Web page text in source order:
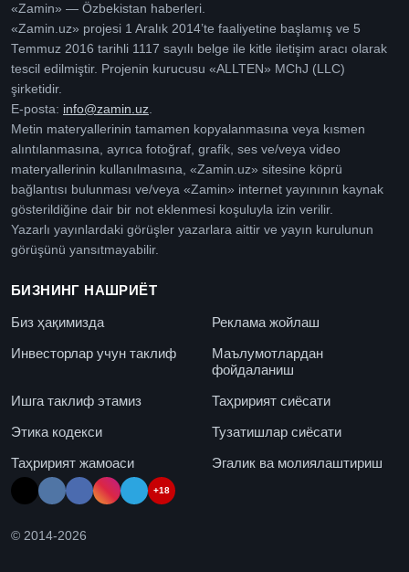
«Zamin» — Özbekistan haberleri.
«Zamin.uz» projesi 1 Aralık 2014’te faaliyetine başlamış ve 5
Temmuz 2016 tarihli 1117 sayılı belge ile kitle iletişim aracı olarak
tescil edilmiştir. Projenin kurucusu «ALLTEN» MChJ (LLC)
şirketidir.
E-posta: info@zamin.uz
Metin materyallerinin tamamen kopyalanmasına veya kısmen
alıntılanmasına, ayrıca fotoğraf, grafik, ses ve/veya video
materyallerinin kullanılmasına, «Zamin.uz» sitesine köprü
bağlantısı bulunması ve/veya «Zamin» internet yayınının kaynak
gösterildiğine dair bir not eklenmesi koşuluyla izin verilir.
Yazarlı yayınlardaki görüşler yazarlara aittir ve yayın kurulunun
görüşünü yansıtmayabilir.
БИЗНИНГ НАШРИЁТ
Биз ҳақимизда
Реклама жойлаш
Инвесторлар учун таклиф
Маълумотлардан
фойдаланиш
Ишга таклиф этамиз
Таҳририят сиёсати
Этика кодекси
Тузатишлар сиёсати
Таҳририят жамоаси
Эгалик ва молиялаштириш
+18
© 2014-2026